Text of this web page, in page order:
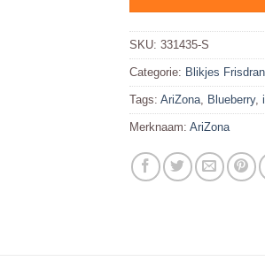
SKU: 331435-S
Categorie: Blikjes
Tags: AriZona Blueberry,
Merknaam: AriZona